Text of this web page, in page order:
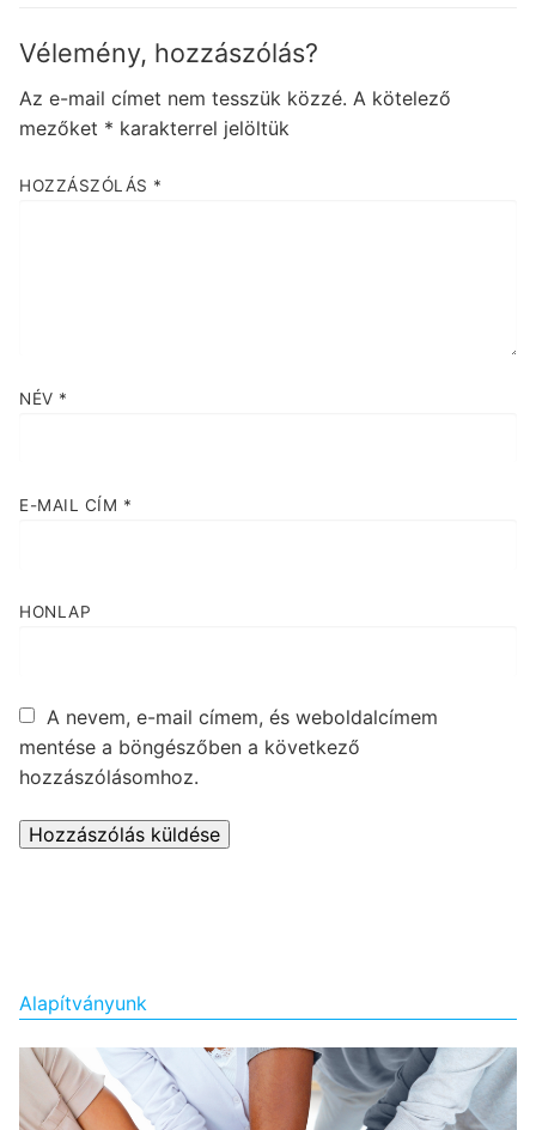
Vélemény, hozzászólás?
Az e-mail címet nem tesszük közzé. A kötelező
mezőket * karakterrel jelöltük
HOZZÁSZÓLÁS *
NÉV *
E-MAIL CÍM *
HONLAP
A nevem, e-mail címem, és weboldalcímem
mentése a böngészőben a következő
hozzászólásomhoz.
Alapítványunk